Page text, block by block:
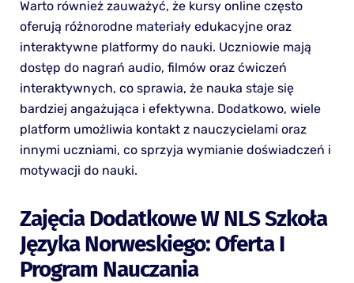
Warto również zauważyć, że kursy online często
oferują różnorodne materiały edukacyjne oraz
interaktywne platformy do nauki. Uczniowie mają
dostęp do nagrań audio, filmów oraz ćwiczeń
interaktywnych, co sprawia, że nauka staje się
bardziej angażująca i efektywna. Dodatkowo, wiele
platform umożliwia kontakt z nauczycielami oraz
innymi uczniami, co sprzyja wymianie doświadczeń i
motywacji do nauki.
Zajęcia Dodatkowe W NLS Szkoła
Języka Norweskiego: Oferta I
Program Nauczania